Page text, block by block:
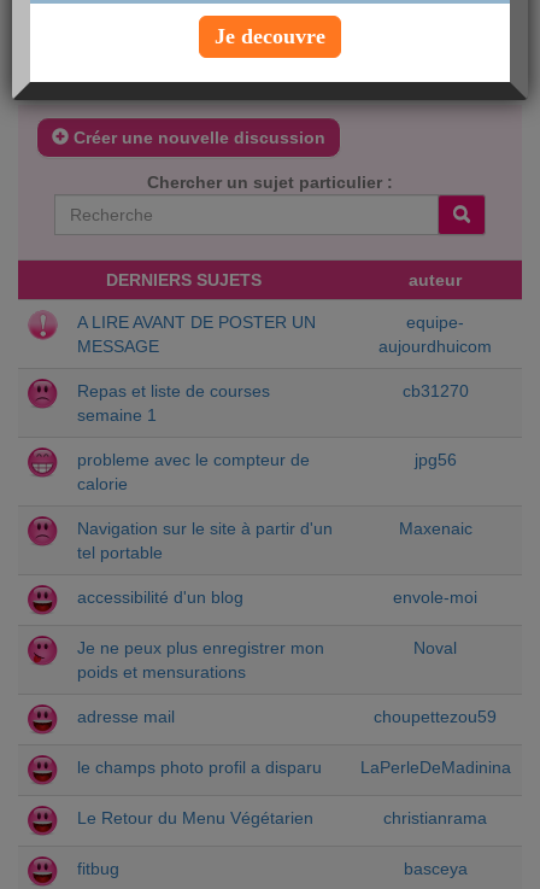
pour trouver des solutions à vos problèmes et vos interrogations,
et se fera un plaisir de vous assister le plus efficacement possible.
Notre plus grand souhait est de vous permettre de profiter de
tous les services et outils offerts par le site, alors n’hésitez pas !
Créer une nouvelle discussion
Chercher un sujet particulier :
DERNIERS SUJETS auteur
A LIRE AVANT DE POSTER UN
MESSAGE
equipe-
aujourdhuicom
Repas et liste de courses
semaine 1
cb31270
probleme avec le compteur de
calorie
jpg56
Navigation sur le site à partir d'un
tel portable
Maxenaic
accessibilité d'un blog envole-moi
Je ne peux plus enregistrer mon
poids et mensurations
Noval
adresse mail choupettezou59
le champs photo profil a disparu LaPerleDeMadinina
Le Retour du Menu Végétarien christianrama
fitbug basceya
Je decouvre